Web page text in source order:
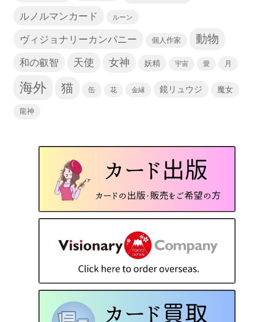
ルノルマンカード ルーン
ヴィジョナリーカンパニー 個人作家 動物
和の叡智 天使 女神 妖精 宇宙 愛 月
海外 猫 缶 花 金縁 鏡リュウジ 魔女
龍神